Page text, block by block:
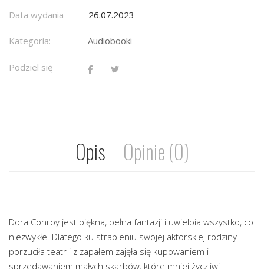
Data wydania 26.07.2023
Kategoria: Audiobooki
Podziel się
Opis Opinie (0)
Dora Conroy jest piękna, pełna fantazji i uwielbia wszystko, co
niezwykłe. Dlatego ku strapieniu swojej aktorskiej rodziny
porzuciła teatr i z zapałem zajęła się kupowaniem i
sprzedawaniem małych skarbów, które mniej życzliwi